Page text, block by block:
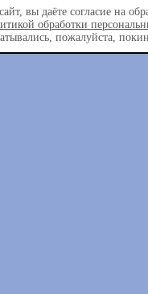
вы даёте согласие на
обработки
пожалуйста,